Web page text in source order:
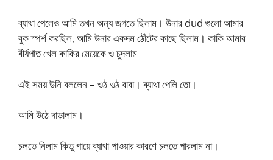
ব্যাথা পেলেও আমি তখন অন্য জগতে ছিলাম। উনার dud গুলো আমার
বুক স্পর্শ করছিল, আমি উনার একদম ঠোঁটের কাছে ছিলাম। কাকি আমার
বীর্যপাত খেল কাকির মেয়েকে ও চুদলাম
এই সময় উনি বললেন – ওঠ ওঠ বাবা। ব্যাথা পেলি তো।
আমি উঠে দাড়ালাম।
চলতে নিলাম কিতু পায়ে ব্যাথা পাওয়ার কারণে চলতে পারলাম না।